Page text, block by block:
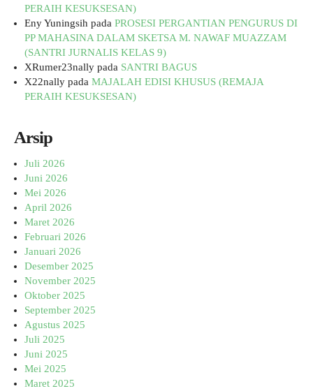
PERAIH KESUKSESAN)
Eny Yuningsih pada PROSESI PERGANTIAN PENGURUS DI
PP MAHASINA DALAM SKETSA M. NAWAF MUAZZAM
(SANTRI JURNALIS KELAS 9)
XRumer23nally pada SANTRI BAGUS
X22nally pada MAJALAH EDISI KHUSUS (REMAJA
PERAIH KESUKSESAN)
Arsip
Juli 2026
Juni 2026
Mei 2026
April 2026
Maret 2026
Februari 2026
Januari 2026
Desember 2025
November 2025
Oktober 2025
September 2025
Agustus 2025
Juli 2025
Juni 2025
Mei 2025
Maret 2025